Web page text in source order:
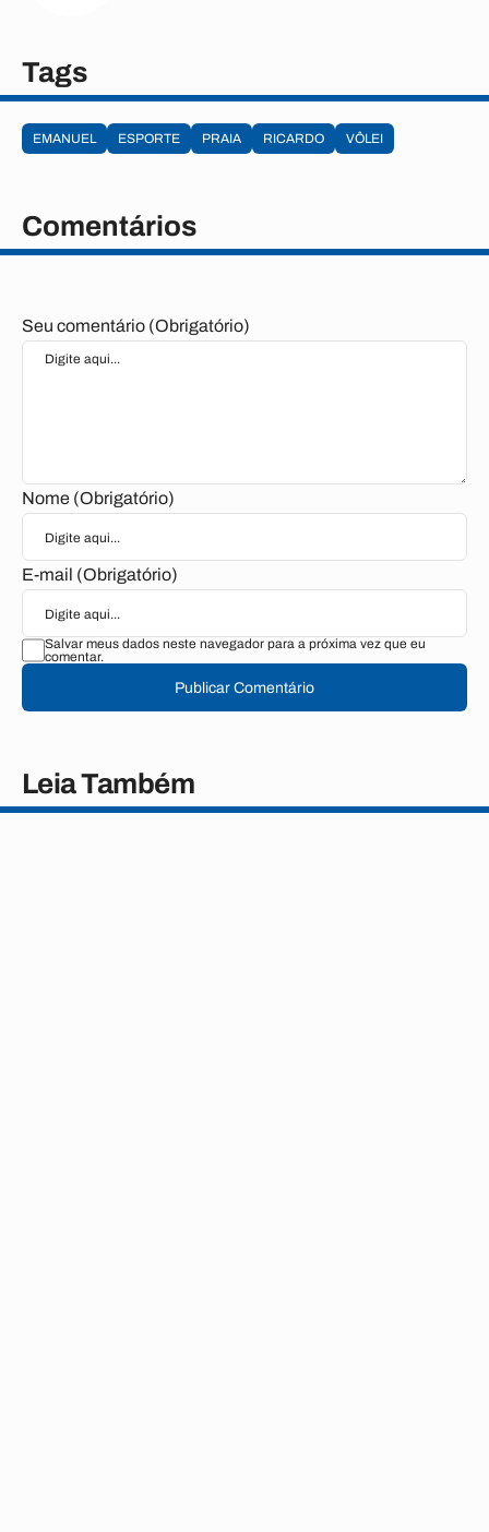
Tags
EMANUEL ESPORTE PRAIA RICARDO VÔLEI
Comentários
Seu comentário (Obrigatório)
Nome (Obrigatório)
E-mail (Obrigatório)
Salvar meus dados neste navegador para a próxima vez que eu
comentar.
Publicar Comentário
Leia Também